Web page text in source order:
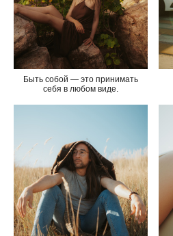
Быть собой — это принимать
себя в любом виде.